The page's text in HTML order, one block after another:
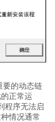
要的动态链
正常运
程序无法启
情况通常